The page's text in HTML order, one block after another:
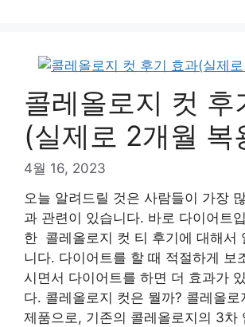
콜레올로지 컷 후
(실제로 2개월 복
4월 16, 2023
오늘 알려드릴 것은 사람들이 가장
과 관련이 있습니다. 바로 다이어트
한 콜레올로지 컷 티 후기에 대해서
니다. 다이어트를 할 때 적절하게 보
시면서 다이어트를 하면 더 효과가
다. 콜레올로지 컷은 뭘까? 콜레올로
제품으로, 기존의 콜레올로지의 3차